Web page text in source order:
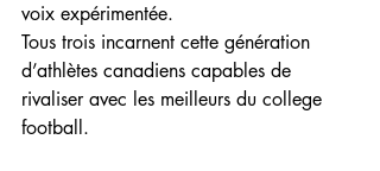
voix expérimentée.
Tous trois incarnent cette génération
d’athlètes canadiens capables de
rivaliser avec les meilleurs du college
football.